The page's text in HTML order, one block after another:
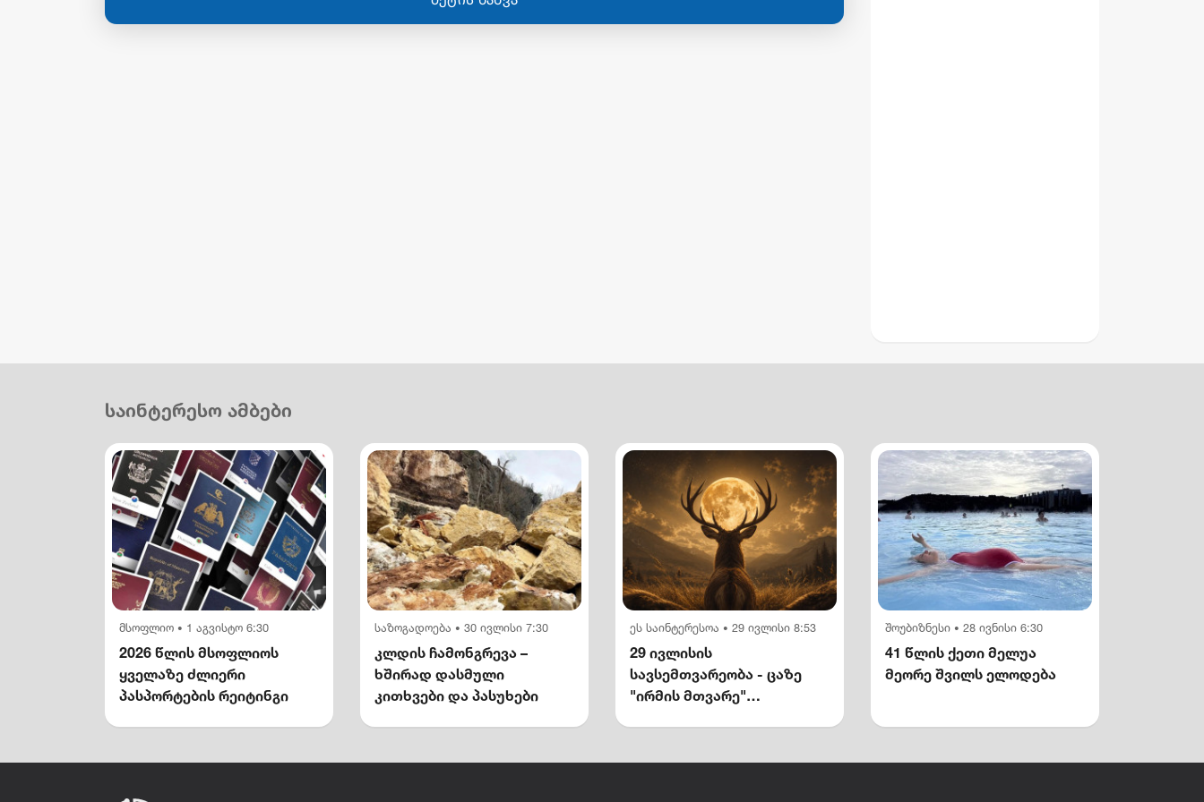
საინტერესო ამბები
მსოფლიო • 1 აგვისტო 6:30
2026 წლის მსოფლიოს
ყველაზე ძლიერი
პასპორტების რეიტინგი
საზოგადოება • 30 ივლისი 7:30
კლდის ჩამონგრევა –
ხშირად დასმული
კითხვები და პასუხები
ეს საინტერესოა • 29 ივლისი 8:53
29 ივლისის
სავსემთვარეობა - ცაზე
"ირმის მთვარე"
შოუბიზნესი • 28 ივნისი 6:30
41 წლის ქეთი მელუა
მეორე შვილს ელოდება